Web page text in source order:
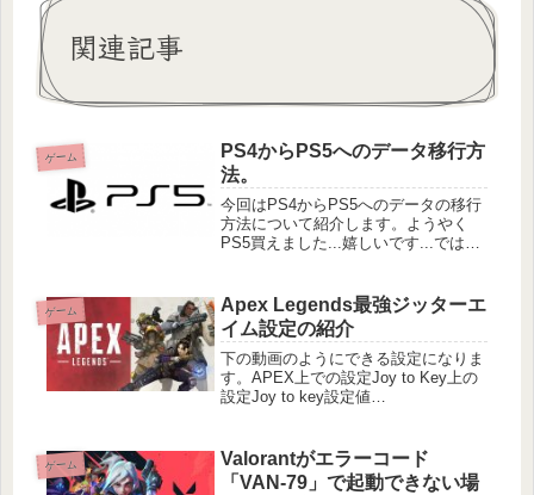
関連記事
ゲーム
PS4からPS5へのデータ移行方
法。
今回はPS4からPS5へのデータの移行
方法について紹介します。ようやく
PS5買えました...嬉しいです...では、
となります。・PS4及びPS5が同一の
ネットワークに接続さ
ゲーム
Apex Legends最強ジッターエ
イム設定の紹介
下の動画のようにできる設定になりま
す。APEX上での設定Joy to Key上の
設定Joy to key設定値
U
ゲーム
Valorantがエラーコード
「VAN-79」で起動できない場